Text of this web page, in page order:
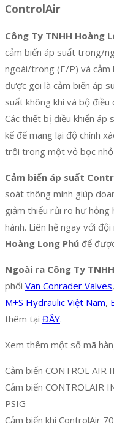
ControlAir
Công Ty TNHH Hoàng
cảm biến áp suất trong/
ngoài/trong (E/P) và
được gọi là cảm biến áp
suất không khí và bộ điều
Các thiết bị điều khiển áp
kế để mang lại độ chính
trội trong một vỏ bọc nhỏ
Cảm biến áp suất
soát thông minh giúp
giảm thiểu rủi ro hư hỏng
hành. Liên hệ ngay với
Hoàng Long Phú để
Ngoài ra Công Ty
phối Van Conrader Valves,
M+S Hydraulic Việt Nam,
thêm tại ĐÂY.
Xem thêm một số mã
Cảm biến CONTROL
Cảm biến CONTROLAIR
PSIG
Cảm biến khí ControlAir